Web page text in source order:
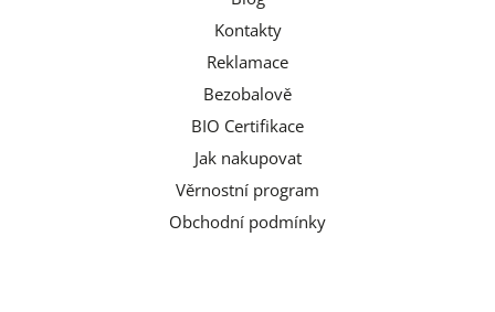
Kontakty
Reklamace
Bezobalově
BIO Certifikace
Jak nakupovat
Věrnostní program
Obchodní podmínky